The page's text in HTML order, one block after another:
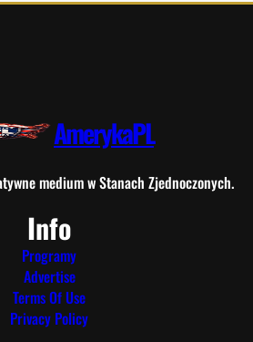
AmerykaPL
medium w Stanach Zjednoczonych.
Info
Programy
Advertise
Terms Of Use
Privacy Policy